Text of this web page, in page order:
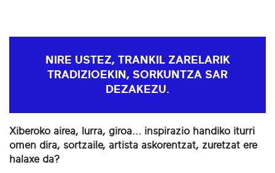
NIRE USTEZ, TRANKIL ZARELARIK
TRADIZIOEKIN, SORKUNTZA SAR
DEZAKEZU.
Xiberoko airea, lurra, giroa... inspirazio handiko iturri
omen dira, sortzaile, artista askorentzat, zuretzat ere
halaxe da?